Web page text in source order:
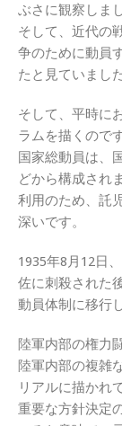
ぶさに観察しま
そして、近代の
争のために動員
たと見ていました
そして、平時に
ラムを描くのです
国家総動員は、
どから構成され
利用のため、託
深いです。
1935年8月12日
佐に刺殺された
動員体制に移行
陸軍内部の権力
陸軍内部の複雑
リアルに描かれ
重要な方針決定